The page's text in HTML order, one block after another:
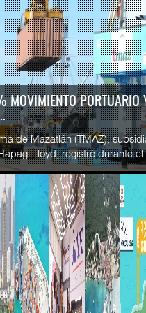
RESTRICCIONES
de Ferrocarriles de los
nuevas restricciones a
treinta y nueve años
el cam ...
2026
eleva 77% movimiento
y servici ...
2026
READ MORE
SSA
Esperanz
06 JUL
READ MORE
CICE
...
02 JUL
READ MORE
SSA
...
29 JUN
READ MORE